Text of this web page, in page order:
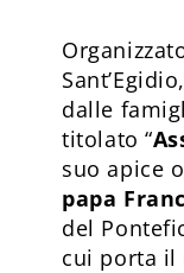
dalle
titolato “
suo apice
papa
del
cui porta il